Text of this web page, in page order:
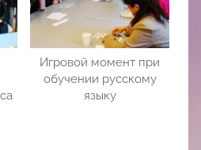
Игровой момент при
обучении русскому
языку